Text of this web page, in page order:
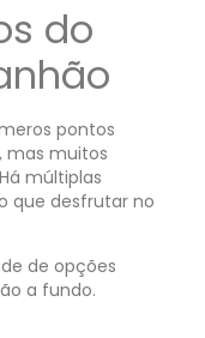
do
pontos
mas muitos
múltiplas
que desfrutar no
de opções
a fundo.